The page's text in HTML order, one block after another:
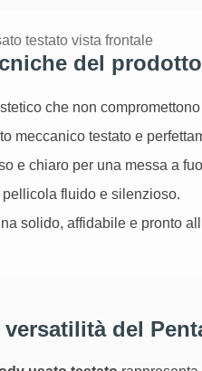
del prodotto
che non compromettono
meccanico testato e
e chiaro per una messa a
fluido e silenzioso.
solido, affidabile e pronto
del